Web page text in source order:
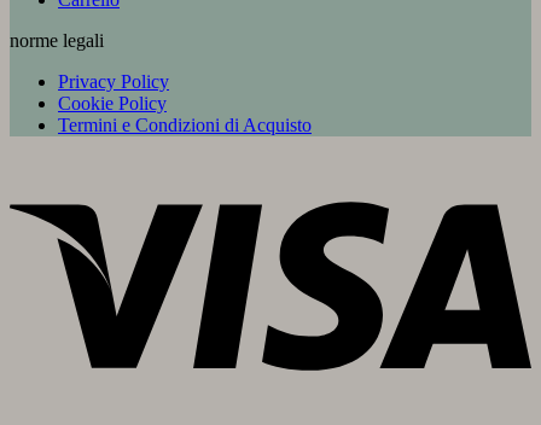
norme legali
Privacy Policy
Cookie Policy
Termini e Condizioni di Acquisto